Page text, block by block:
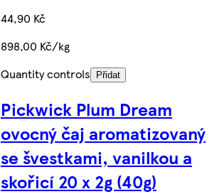
44,90 Kč
898,00 Kč/kg
Quantity controls
Přidat
Pickwick Plum Dream
ovocný čaj aromatizovaný
se švestkami, vanilkou a
skořicí 20 x 2g (40g)